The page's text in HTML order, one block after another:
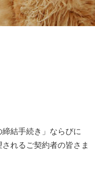
結手続き」ならびに
れるご契約者の皆さま